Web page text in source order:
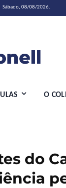
Sábado, 08/08/2026.
O
do